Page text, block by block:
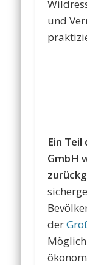
und
Ein Teil
GmbH
der